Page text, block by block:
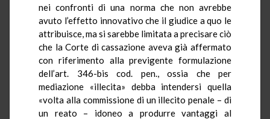
nei confronti di una norma che non avrebbe
avuto l’effetto innovativo che il giudice a quo le
attribuisce, ma si sarebbe limitata a precisare ciò
che la Corte di cassazione aveva già affermato
con riferimento alla previgente formulazione
dell’art. 346-bis cod. pen., ossia che per
mediazione «illecita» debba intendersi quella
«volta alla commissione di un illecito penale – di
un reato – idoneo a produrre vantaggi al